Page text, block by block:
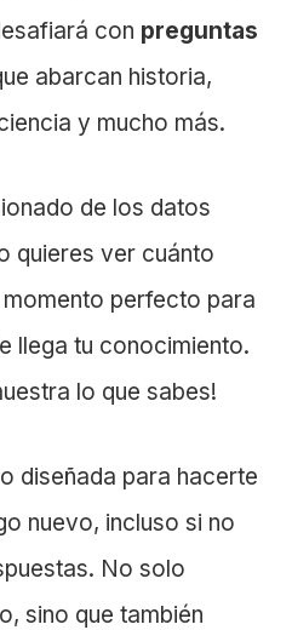
con preguntas
abarcan historia,
y mucho más.
de los datos
quieres ver cuánto
perfecto para
llega tu conocimiento.
lo que sabes!
diseñada para hacerte
nuevo, incluso si no
No solo
sino que también